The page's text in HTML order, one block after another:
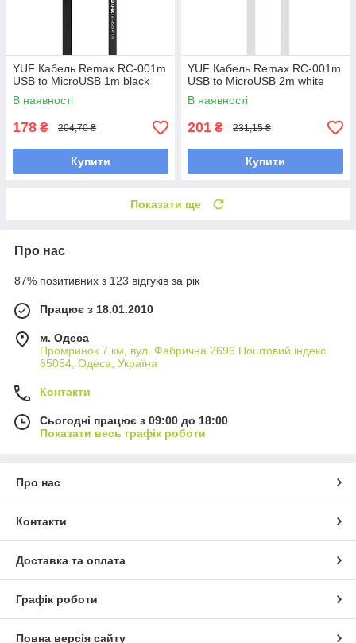
YUF Кабель Remax RC-001m
USB to MicroUSB 1m black
В наявності
178 ₴ 204,70 ₴
Купити
YUF Кабель Remax RC-001m
USB to MicroUSB 2m white
В наявності
201 ₴ 231,15 ₴
Купити
Показати ще
Про нас
87% позитивних з 123 відгуків за рік
Працює з 18.01.2010
м. Одеса
Промринок 7 км, вул. Фабрична 2696 Поштовий індекс
65054, Одеса, Україна
Контакти
Сьогодні працює з 09:00 до 18:00
Показати весь графік роботи
Про нас
Контакти
Доставка та оплата
Графік роботи
Повна версія сайту